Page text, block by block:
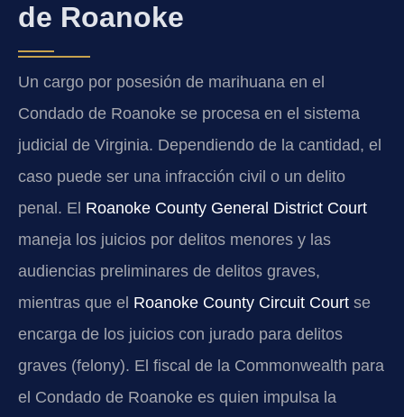
de Roanoke
Un cargo por posesión de marihuana en el
Condado de Roanoke se procesa en el sistema
judicial de Virginia. Dependiendo de la cantidad, el
caso puede ser una infracción civil o un delito
penal. El Roanoke County General District Court
maneja los juicios por delitos menores y las
audiencias preliminares de delitos graves,
mientras que el Roanoke County Circuit Court se
encarga de los juicios con jurado para delitos
graves (felony). El fiscal de la Commonwealth para
el Condado de Roanoke es quien impulsa la